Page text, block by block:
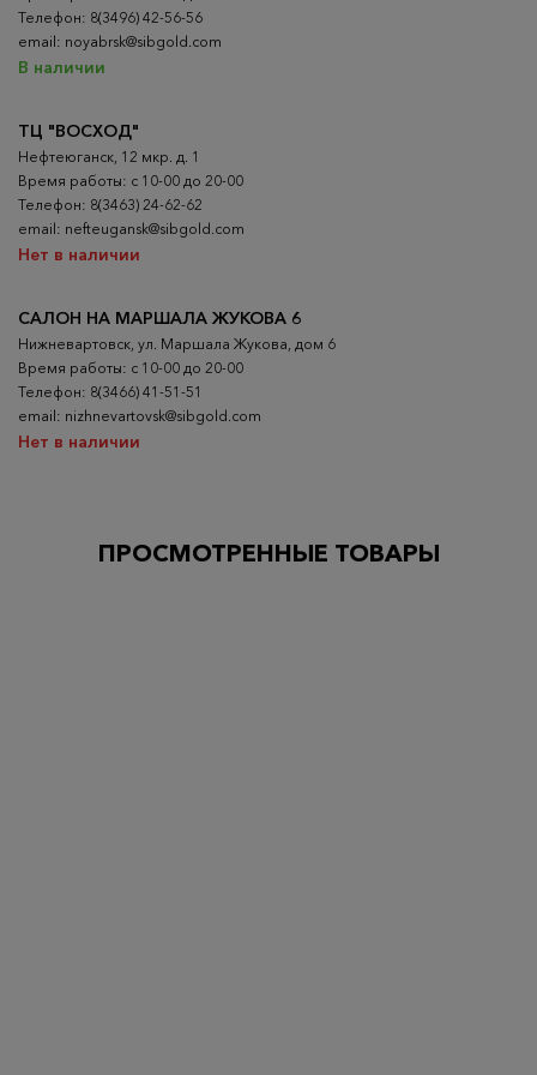
Телефон: 8(3496) 42-56-56
email: noyabrsk@sibgold.com
В наличии
ТЦ "ВОСХОД"
Нефтеюганск, 12 мкр. д. 1
Время работы: с 10-00 до 20-00
Телефон: 8(3463) 24-62-62
email: nefteugansk@sibgold.com
Нет в наличии
САЛОН НА МАРШАЛА ЖУКОВА 6
Нижневартовск, ул. Маршала Жукова, дом 6
Время работы: с 10-00 до 20-00
Телефон: 8(3466) 41-51-51
email: nizhnevartovsk@sibgold.com
Нет в наличии
ПРОСМОТРЕННЫЕ ТОВАРЫ